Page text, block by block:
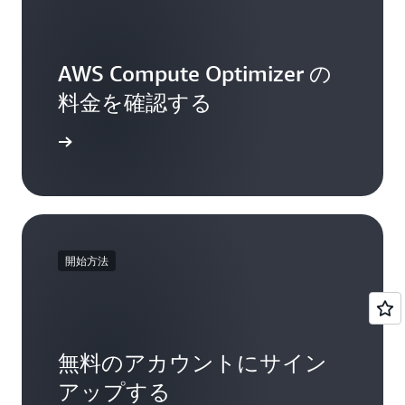
AWS Compute Optimizer の
料金を確認する
開始方法
無料のアカウントにサイン
アップする